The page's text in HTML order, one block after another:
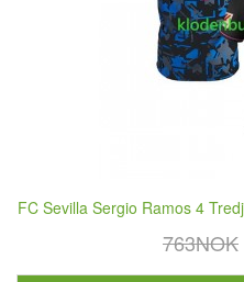
FC Sevilla Sergio Ramos 4
763NOK